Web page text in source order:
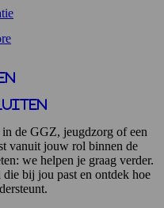
de GGZ, jeugdzorg of een
vanuit jouw rol binnen de
we helpen je graag verder.
bij jou past en ontdek hoe